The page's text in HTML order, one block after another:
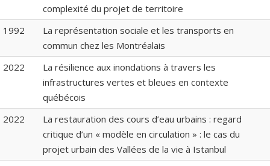
complexité du projet de territoire
1992
La représentation sociale et les transports en
commun chez les Montréalais
2022
La résilience aux inondations à travers les
infrastructures vertes et bleues en contexte
québécois
2022
La restauration des cours d’eau urbains : regard
critique d’un « modèle en circulation » : le cas du
projet urbain des Vallées de la vie à Istanbul